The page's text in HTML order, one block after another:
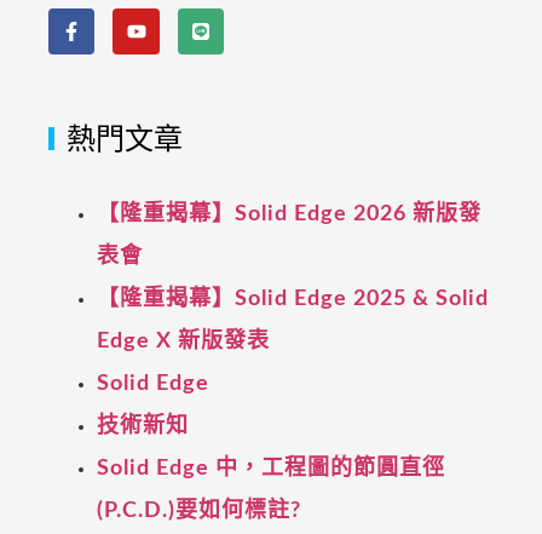
熱門文章
【隆重揭幕】Solid Edge 2026 新版發
表會
【隆重揭幕】Solid Edge 2025 & Solid
Edge X 新版發表
Solid Edge
技術新知
Solid Edge 中，工程圖的節圓直徑
(P.C.D.)要如何標註?